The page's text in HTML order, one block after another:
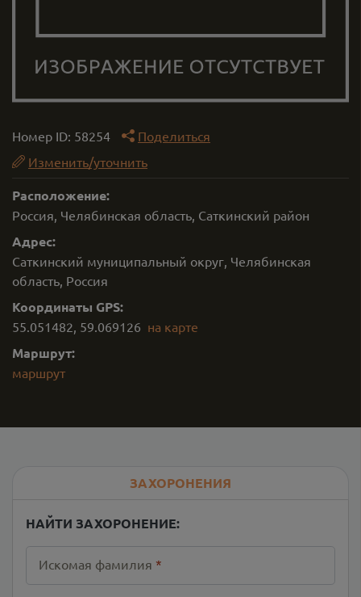
Номер ID: 58254
Поделиться
Изменить/уточнить
Расположение:
Россия, Челябинская область, Саткинский район
Адрес:
Саткинский муниципальный округ, Челябинская
область, Россия
Координаты GPS:
55.051482, 59.069126 на карте
Маршрут:
маршрут
ЗАХОРОНЕНИЯ
НАЙТИ ЗАХОРОНЕНИЕ:
Искомая фамилия *